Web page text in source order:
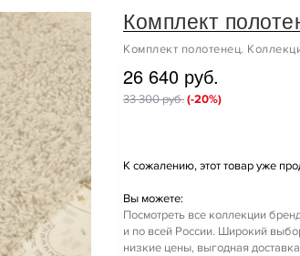
Комплект
Комплект полотенец.
26 640 руб.
33 300 руб. (-20%)
К сожалению, этот товар уже
Вы можете:
Посмотреть все коллекции
и по всей России. Широкий
низкие цены, выгодная